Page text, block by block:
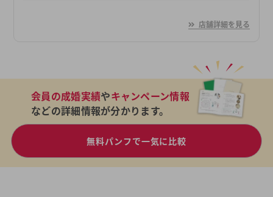
店舗詳細を見る
会員の成婚実績やキャンペーン情報
などの詳細情報が分かります。
無料パンフで一気に比較